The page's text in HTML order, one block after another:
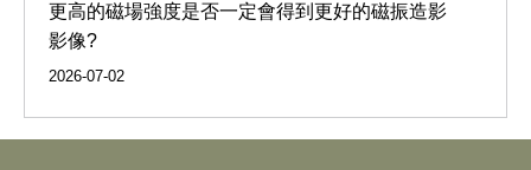
更高的磁場強度是否一定會得到更好的磁振造影
影像?
2026-07-02